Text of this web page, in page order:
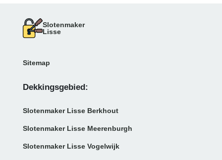
Slotenmaker
Lisse
Sitemap
Dekkingsgebied:
Slotenmaker Lisse Berkhout
Slotenmaker Lisse Meerenburgh
Slotenmaker Lisse Vogelwijk